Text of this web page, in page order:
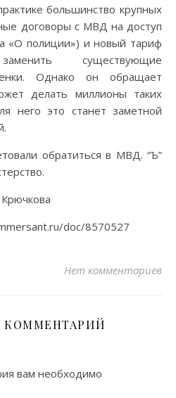
большинство крупных
договоры с МВД на доступ
«О полиции») и новый тариф
существующие
Однако он обращает
делать миллионы таких
него это станет заметной
обратиться в МВД. “Ъ”
doc/8570527
Нет комментариев
КОММЕНТАРИЙ
вам необходимо